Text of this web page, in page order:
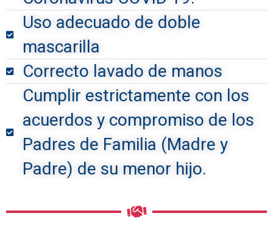
Uso adecuado de doble
mascarilla
Correcto lavado de manos
Cumplir estrictamente con los
acuerdos y compromiso de los
Padres de Familia (Madre y
Padre) de su menor hijo.